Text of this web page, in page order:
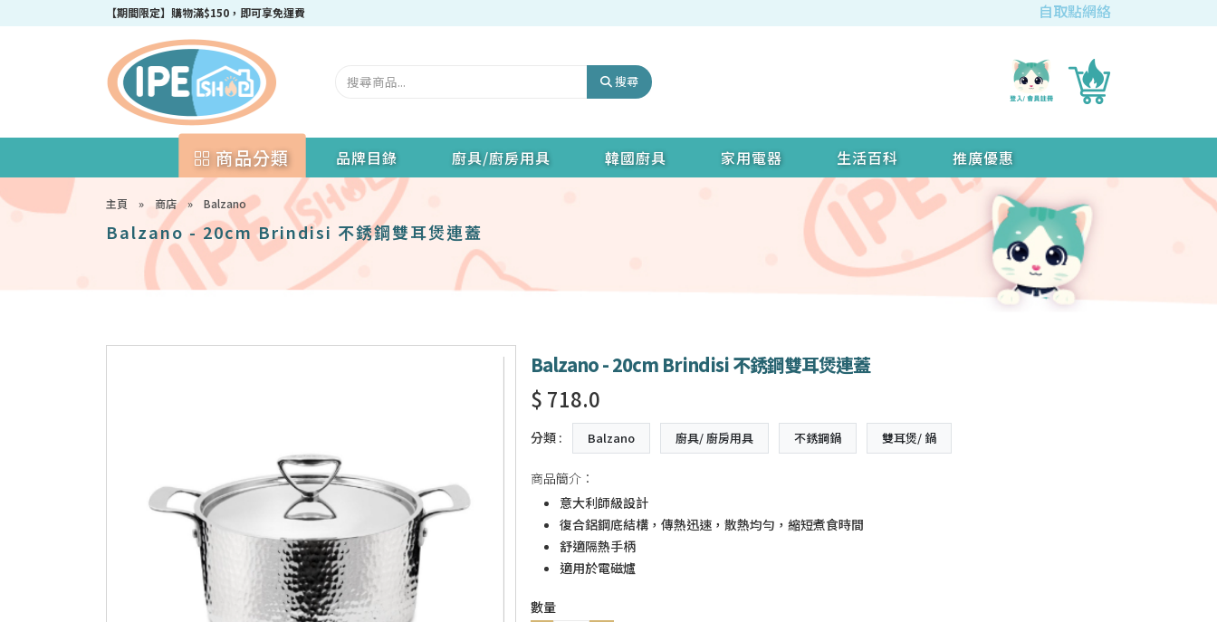
成為IPEshop會員，新會員即可獲得迎新$50購物優惠碼！ 自取點網絡
搜尋
商品分類 品牌目錄 廚具/廚房用具 韓國廚具 家用電器 生活百科 推廣優惠
主頁 » 商店» Balzano
Balzano - 20cm Brindisi 不銹鋼雙耳煲連蓋
Balzano - 20cm Brindisi 不銹鋼雙耳煲連蓋
$ 718.0
分類 : Balzano 廚具/ 廚房用具 不銹鋼鍋 雙耳煲/ 鍋
商品簡介：
意大利師級設計
復合鋁鋼底結構，傳熱迅速，散熱均勻，縮短煮食時間
舒適隔熱手柄
適用於電磁爐
數量